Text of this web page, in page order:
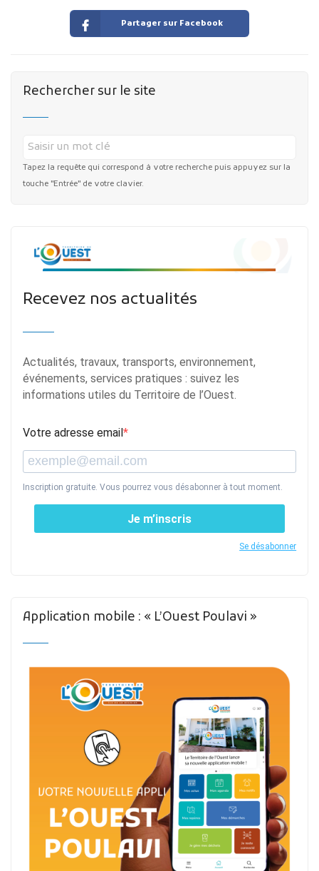
Partager sur Facebook
Rechercher sur le site
Tapez la requête qui correspond à votre recherche puis appuyez sur la
touche "Entrée" de votre clavier.
Recevez nos actualités
Actualités, travaux, transports, environnement,
événements, services pratiques : suivez les
informations utiles du Territoire de l’Ouest.
Votre adresse email
Inscription gratuite. Vous pourrez vous désabonner à tout moment.
Je m’inscris
Se désabonner
Application mobile : « L’Ouest Poulavi »